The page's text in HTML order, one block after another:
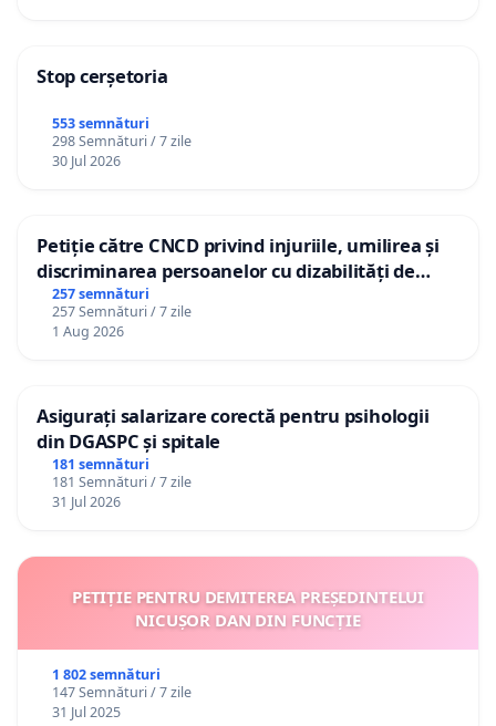
Stop cerșetoria
553 semnături
298 Semnături / 7 zile
30 Jul 2026
Petiție către CNCD privind injuriile, umilirea și
discriminarea persoanelor cu dizabilități de
către utilizatorul TikTok „Gorici”
257 semnături
257 Semnături / 7 zile
1 Aug 2026
Asigurați salarizare corectă pentru psihologii
din DGASPC și spitale
181 semnături
181 Semnături / 7 zile
31 Jul 2026
PETIȚIE PENTRU DEMITEREA PREȘEDINTELUI
NICUȘOR DAN DIN FUNCȚIE
1 802 semnături
147 Semnături / 7 zile
31 Jul 2025